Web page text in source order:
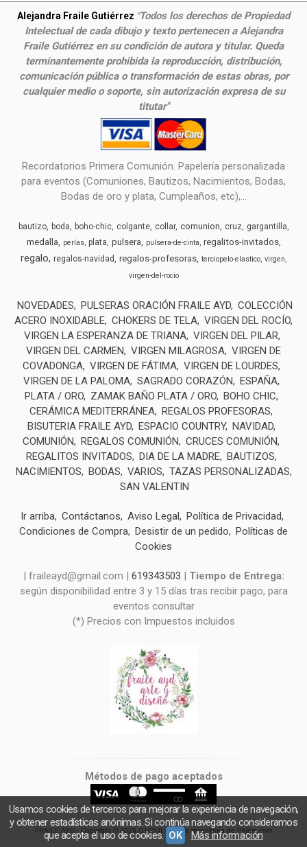
Alejandra Fraile Gutiérrez "Todos los derechos de Propiedad
Intelectual de cada dibujo y texto pertenecen a Alejandra
Fraile Gutiérrez en su condición de autora y titular. Queda
terminantemente prohibida la reproducción, distribución,
comunicación pública o transformación de estas obras, por
cualquier medio o soporte, sin autorización expresa de su
titutar"
Recordatorios Primera Comunión. Papelería personalizada
para eventos (Comuniones, Bautizos, Nacimientos, Bodas,
Bodas de oro y plata, Cumpleaños, etc),...
bautizo boda boho-chic colgante collar comunion cruz gargantilla
medalla perlas plata pulsera pulsera-de-cinta regalitos-invitados
regalo regalos-navidad regalos-profesoras terciopelo-elastico virgen
virgen-del-rocio
NOVEDADES PULSERAS ORACIÓN FRAILE AYD COLECCIÓN
ACERO INOXIDABLE CHOKERS DE TELA VIRGEN DEL ROCÍO
VIRGEN LA ESPERANZA DE TRIANA VIRGEN DEL PILAR
VIRGEN DEL CARMEN
VIRGEN MILAGROSA VIRGEN DE
COVADONGA VIRGEN DE FÁTIMA VIRGEN DE LOURDES
VIRGEN DE LA PALOMA SAGRADO CORAZÓN
ESPAÑA
PLATA / ORO
ZAMAK BAÑO PLATA / ORO BOHO CHIC
CERÁMICA MEDITERRÁNEA REGALOS PROFESORAS
BISUTERIA FRAILE AYD ESPACIO COUNTRY NAVIDAD
COMUNIÓN
REGALOS COMUNIÓN
CRUCES COMUNIÓN
REGALITOS INVITADOS
DIA DE LA MADRE BAUTIZOS
NACIMIENTOS
BODAS VARIOS
TAZAS PERSONALIZADAS
SAN VALENTIN
Ir arriba Contáctanos Aviso Legal
Política de Privacidad
Condiciones de Compra Desistir de un pedido
Políticas de
Cookies
| fraileayd@gmail.com | 619343503 | Tiempo de Entrega:
según disponibilidad entre 3 y 15 días tras recibir pago, para
eventos consultar
(*) Precios con Impuestos incluidos
Métodos de pago aceptados
FRAILE AYD - Copyright © 2026 [11053] - Con la tecnología de Palbin.com
Usamos cookies de terceros para mejorar la experiencia de navegación,
y obtener estadísticas anónimas. Si continúa navegando consideramos
que acepta el uso de cookies. OK Más información